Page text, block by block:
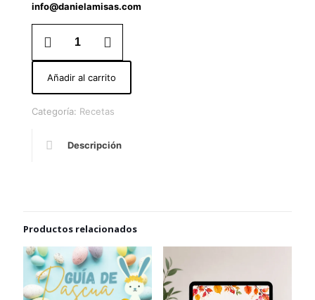
info@danielamisas.com
Añadir al carrito
Categoría: Recetas
Descripción
Productos relacionados